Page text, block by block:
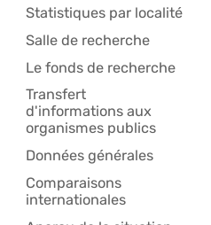
Statistiques par localité
Salle de recherche
Le fonds de recherche
Transfert
d'informations aux
organismes publics
Données générales
Comparaisons
internationales